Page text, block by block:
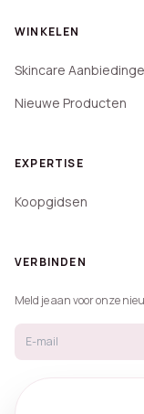
WINKELEN
Skincare
Nieuwe Producten
EXPERTISE
Koopgidsen
VERBINDEN
Meld je aan voor onze